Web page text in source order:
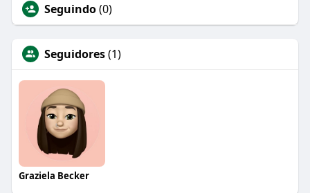
Seguindo(0)
Seguidores(1)
Graziela Becker